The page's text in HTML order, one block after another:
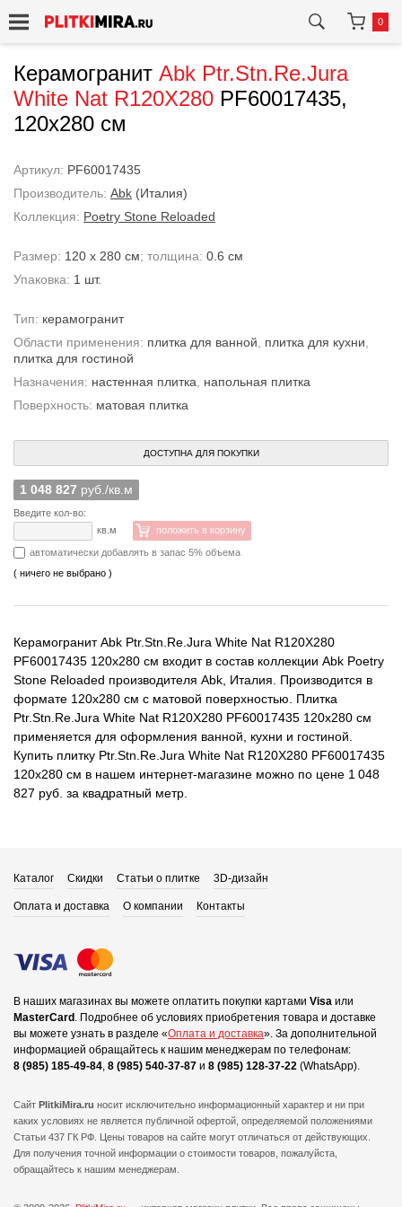
0
Керамогранит Abk Ptr.Stn.Re.Jura
White Nat R120X280 PF60017435,
120x280 см
Артикул: PF60017435
Производитель: Abk (Италия)
Коллекция: Poetry Stone Reloaded
Размер: 120 x 280 см; толщина: 0.6 см
Упаковка: 1 шт.
Тип: керамогранит
Области применения: плитка для ванной плитка для кухни
плитка для гостиной
Назначения: настенная плитка
напольная плитка
Поверхность: матовая плитка
ДОСТУПНА ДЛЯ ПОКУПКИ
1 048 827 руб./кв.м
Введите кол-во:
кв.м
положить в корзину
автоматически добавлять в запас 5% объема
( ничего не выбрано )
Керамогранит Abk Ptr.Stn.Re.Jura White Nat R120X280
PF60017435 120x280 см входит в состав коллекции Abk Poetry
Stone Reloaded производителя Abk, Италия. Производится в
формате 120x280 см с матовой поверхностью. Плитка
Ptr.Stn.Re.Jura White Nat R120X280 PF60017435 120x280 см
применяется для оформления ванной, кухни и гостиной.
Купить плитку Ptr.Stn.Re.Jura White Nat R120X280 PF60017435
120x280 см в нашем интернет-магазине можно по цене 1 048
827 руб. за квадратный метр.
Каталог Скидки Статьи о плитке 3D-дизайн
Оплата и доставка О компании Контакты
В наших магазинах вы можете оплатить покупки картами Visa или
MasterCard . Подробнее об условиях приобретения товара и доставке
вы можете узнать в разделе «Оплата и доставка». За дополнительной
информацией обращайтесь к нашим менеджерам по телефонам:
8 (985) 185-49-84, 8 (985) 540-37-87 и 8 (985) 128-37-22 (WhatsApp).
Сайт PlitkiMira.ru носит исключительно информационный характер и ни при
каких условиях не является публичной офертой, определяемой положениями
Статьи 437 ГК РФ. Цены товаров на сайте могут отличаться от действующих.
Для получения точной информации о стоимости товаров, пожалуйста,
обращайтесь к нашим менеджерам.